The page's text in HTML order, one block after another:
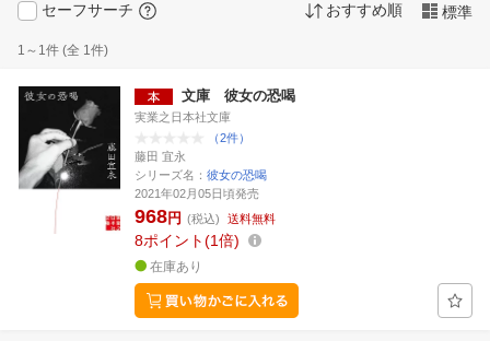
セーフサーチ おすすめ順 標準
1～1件 (全 1件)
文庫 彼女の恐喝
実業之日本社文庫
（2件）
藤田 宜永
シリーズ名： 彼女の恐喝
2021年02月05日頃発売
968円 (税込) 送料無料
8ポイント 1倍
在庫あり